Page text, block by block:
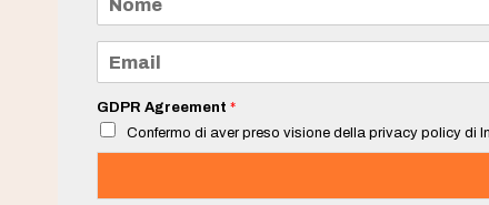
m
e
a
i
*
GDPR Agreement *
Confermo di aver preso visione della privacy policy di